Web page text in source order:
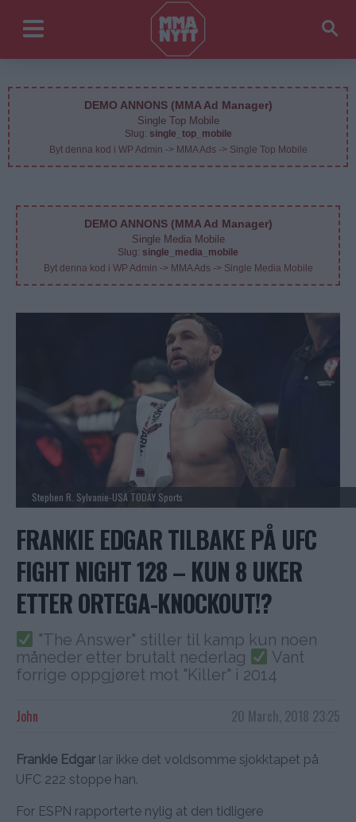
DEMO ANNONS (MMA Ad Manager)
Single Top Mobile
Slug: single_top_mobile
Byt denna kod i WP Admin -> MMA Ads -> Single Top Mobile
DEMO ANNONS (MMA Ad Manager)
Single Media Mobile
Slug: single_media_mobile
Byt denna kod i WP Admin -> MMA Ads -> Single Media Mobile
Stephen R. Sylvanie-USA TODAY Sports
FRANKIE EDGAR TILBAKE PÅ UFC
FIGHT NIGHT 128 – KUN 8 UKER
ETTER ORTEGA-KNOCKOUT!?
"The Answer" stiller til kamp kun noen
måneder etter brutalt nederlag
Vant
forrige oppgjøret mot "Killer" i 2014
20 March, 2018 23:25
John
Frankie Edgarlar ikke det voldsomme sjokktapet på
UFC 222 stoppe han.
For ESPN rapporterte nylig at den tidligere